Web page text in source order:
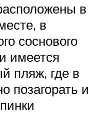
в
в
соснового
имеется
пляж, где в
позагорать и